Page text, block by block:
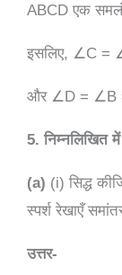
ABCD एक
इसलिए, ∠C =
और ∠D = ∠B
5. निम्नलिखित
(a) (i) सिद्ध
स्पर्श रेखाएँ
उत्तर-